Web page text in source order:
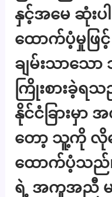
နှင့်အမေ ဆုံးပ
ထောက်ပံ့မှုဖြင့်
ချမ်းသာသေ
ကြိုးစားခဲ့ရ
နိုင်ငံခြားမှာ
တော့ သူ့ကို လို
ထောက်ပံ့သည်။
ရဲ့ အကူအညီ